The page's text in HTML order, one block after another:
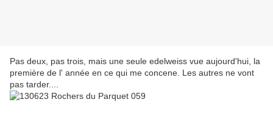
Pas deux, pas trois, mais une seule edelweiss vue aujourd'hui, la
première de l' année en ce qui me concene. Les autres ne vont
pas tarder....